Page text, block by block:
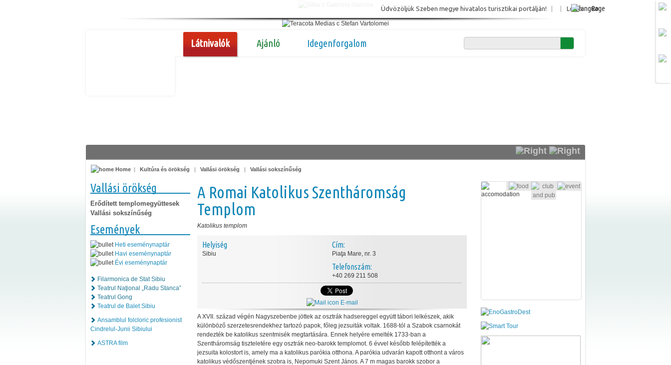
Login Ro
Üdvözöljük Szeben megye hivatalos turisztikai portálján!
Látnivalók Ajánló Idegenforgalom
Home | Kultúra és örökség | Vallási örökség | Vallási sokszínűség
Vallási örökség
Erődített templomegyüttesek
Vallási sokszínűség
Események
Heti eseménynaptár
Havi eseménynaptár
Évi eseménynaptár
Filarmonica de Stat Sibiu
Teatrul Naţional „Radu Stanca”
Teatrul Gong
Teatrul de Balet Sibiu
Ansamblul folcloric profesionist
Cindrelul-Junii Sibiului
ASTRA film
A Romai Katolikus Szentháromság
Templom
Katolikus templom
Helyiség
Sibiu
Cím:
Piaţa Mare, nr. 3
Telefonszám:
+40 269 211 508
E-mail
A XVII. század végén Nagyszebenbe jöttek az osztrák hadsereggel együtt tábori lelkészek, akik
különböző szerzetesrendekhez tartozó papok, főleg jezsuiták voltak. 1688-tól a Szabok csarnokát
rendezték be katolikus szentmisék megtartására. Ennek helyére emelték 1733-ban a
Szentháromság tiszteletére egy osztrák neo-barokk templomot. 6 évvel később felépítették a
jezsuita kolostort is, amely ma a katolikus parókia otthona. A parókia udvarán kapott otthont a város
katolikus védőszentjének szobra is, Nepomuki Szent János. A 7 m magas barokk szobor a